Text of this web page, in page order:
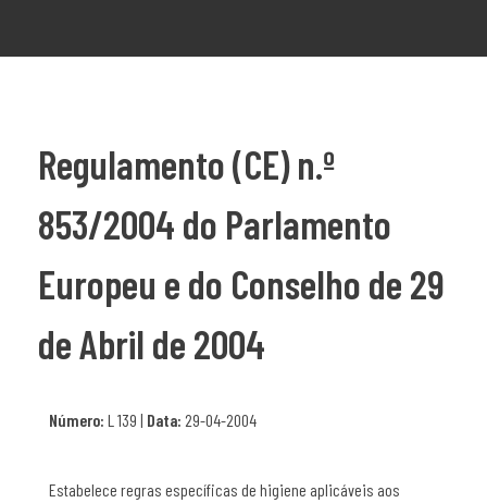
Regulamento (CE) n.º
853/2004 do Parlamento
Europeu e do Conselho de 29
de Abril de 2004
Número: L 139 | Data: 29-04-2004
Estabelece regras específicas de higiene aplicáveis aos